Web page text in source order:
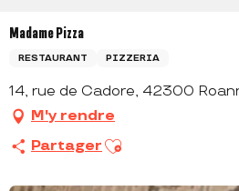
Madame Pizza
RESTAURANT PIZZERIA
14, rue de Cadore, 42300
M'y rendre
Partager Ajouter aux favoris